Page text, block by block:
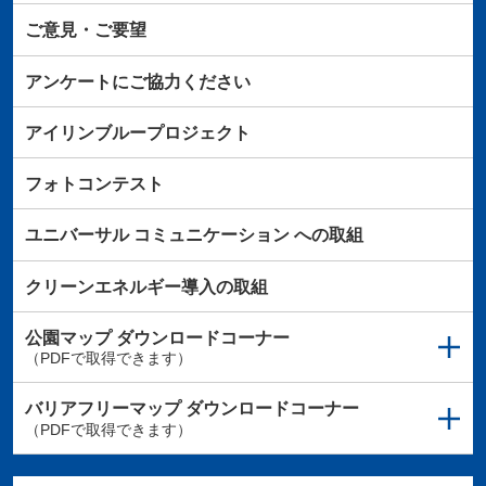
ご意見・ご要望
アンケートにご協力ください
アイリンブループロジェクト
フォトコンテスト
ユニバーサルコミュニケーションへの取組
クリーンエネルギー導入の取組
公園マップダウンロードコーナー
（PDFで取得できます）
バリアフリーマップダウンロードコーナー
（PDFで取得できます）